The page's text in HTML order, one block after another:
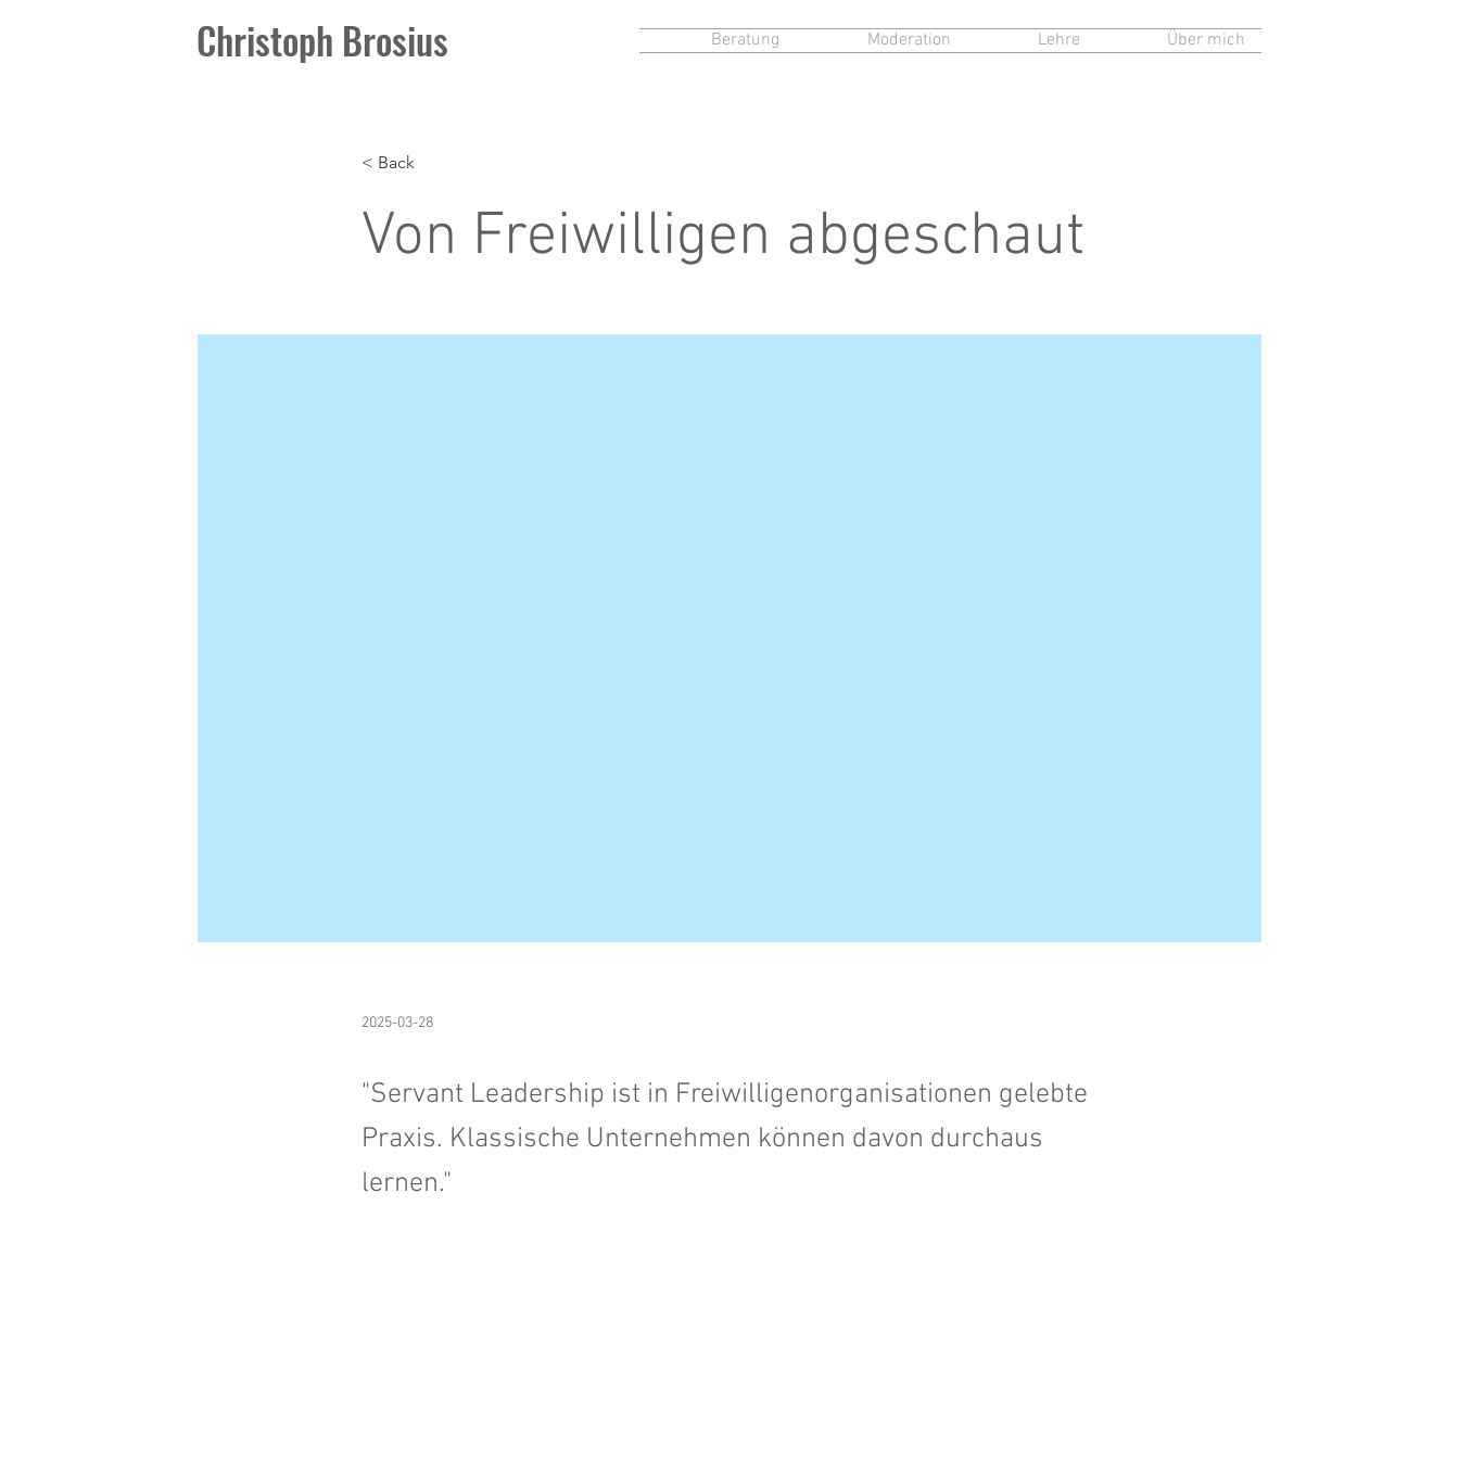
Christoph Brosius Beratung Moderation Lehre Über mich
< Back
Von Freiwilligen abgeschaut
2025-03-28
"Servant Leadership ist in Freiwilligenorganisationen gelebte
Praxis. Klassische Unternehmen können davon durchaus
lernen."